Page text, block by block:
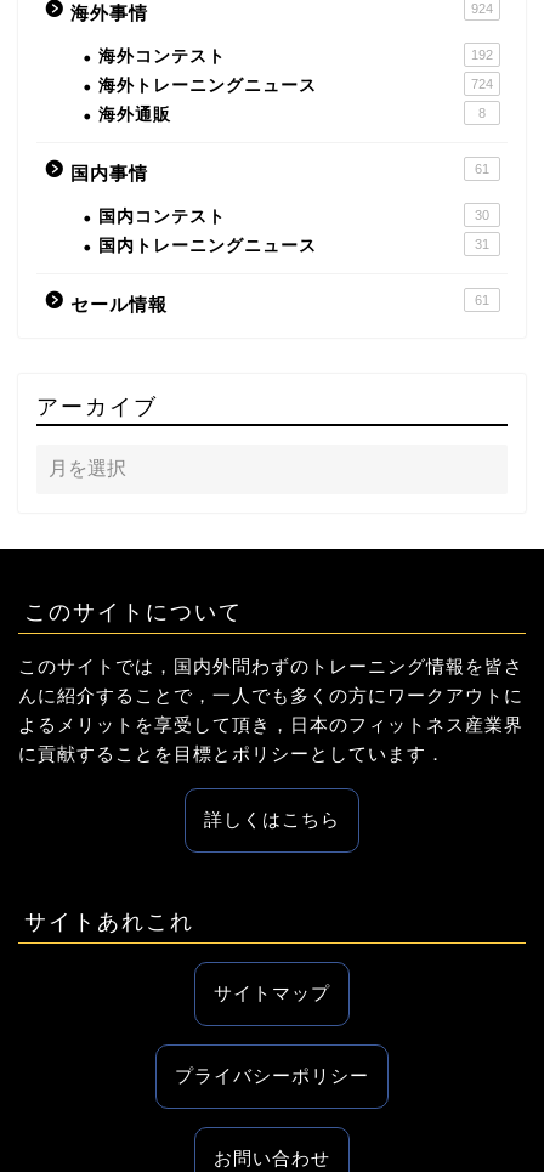
海外事情 924
海外コンテスト 192
海外トレーニングニュース 724
海外通販 8
国内事情 61
国内コンテスト 30
国内トレーニングニュース 31
セール情報 61
アーカイブ
このサイトについて
このサイトでは，国内外問わずのトレーニング情報を皆さ
んに紹介することで，一人でも多くの方にワークアウトに
よるメリットを享受して頂き，日本のフィットネス産業界
に貢献することを目標とポリシーとしています．
詳しくはこちら
サイトあれこれ
サイトマップ
プライバシーポリシー
お問い合わせ